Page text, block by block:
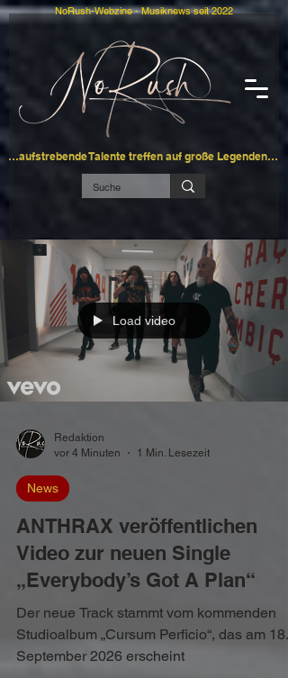
…aufstrebende Talente treffen auf große Legenden…
NoRush-Webzine - Musiknews seit 2022
Load video
Redaktion
vor 4 Minuten
1 Min. Lesezeit
News
ANTHRAX veröffentlichen
Video zur neuen Single
„Everybody’s Got A Plan“
Der neue Track stammt vom kommenden
Studioalbum „Cursum Perficio“, das am 18.
September 2026 erscheint